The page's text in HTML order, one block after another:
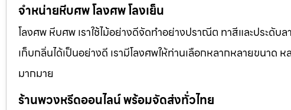
จำหน่ายหีบศพ โลงศพ โลงเย็น
โลงศพ หีบศพ เราใช้ไม้อย่างดีจัดทำอย่างปราณีต ทาสีและประดั
เก็บกลิ่นได้เป็นอย่างดี เรามีโลงศพให้ท่านเลือกหลากหลายขนา
มากมาย
ร้านพวงหรีดออนไลน์ พร้อมจัดส่งทั่วไทย